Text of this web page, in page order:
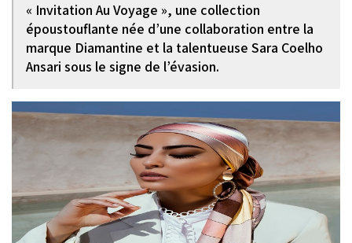
« Invitation Au Voyage », une collection
époustouflante née d’une collaboration entre la
marque Diamantine et la talentueuse Sara Coelho
Ansari sous le signe de l’évasion.